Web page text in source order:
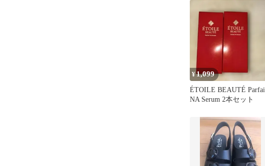
¥1,099
ÉTOILE BEAUTÉ
NA Serum 2本セット